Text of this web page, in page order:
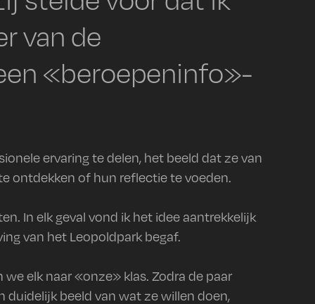
van de
«beroepeninfo»-
ervaring te delen, het beeld dat ze van
ontdekken of hun reflectie te voeden.
In elk geval vond ik het idee aantrekkelijk
van het Leopoldpark begaf.
elk naar «onze» klas. Zodra de paar
duidelijk beeld van wat ze willen doen,